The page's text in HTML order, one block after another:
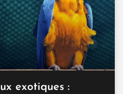
exotiques :